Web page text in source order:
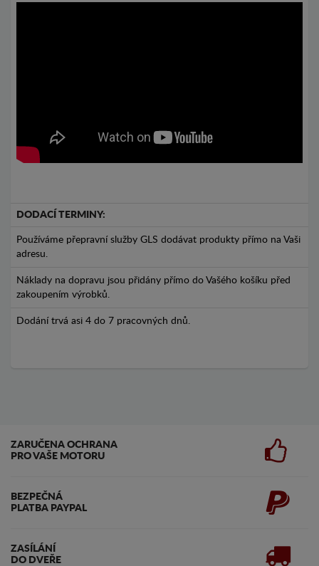
DODACÍ TERMINY:
Používáme přepravní služby GLS dodávat produkty přímo na Vaši
adresu.
Náklady na dopravu jsou přidány přímo do Vašého košíku před
zakoupením výrobků.
Dodání trvá asi 4 do 7 pracovných dnů.
ZARUČENA OCHRANA
PRO VAŠE MOTORU
BEZPEČNÁ
PLATBA PAYPAL
ZASÍLÁNÍ
DO DVEŘE